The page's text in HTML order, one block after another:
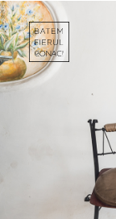
MĂRTURII
care